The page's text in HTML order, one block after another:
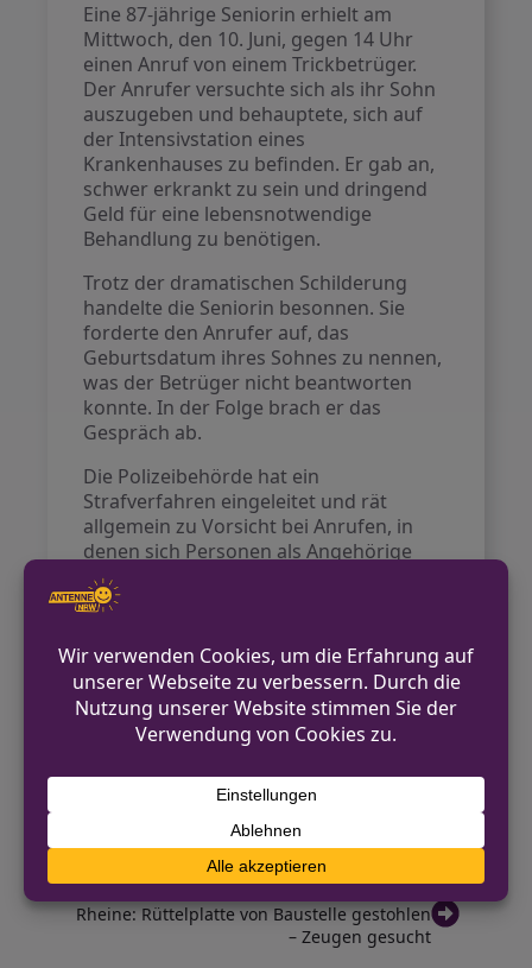
Eine 87-jährige Seniorin erhielt am
Mittwoch, den 10. Juni, gegen 14 Uhr
einen Anruf von einem Trickbetrüger.
Der Anrufer versuchte sich als ihr Sohn
auszugeben und behauptete, sich auf
der Intensivstation eines
Krankenhauses zu befinden. Er gab an,
schwer erkrankt zu sein und dringend
Geld für eine lebensnotwendige
Behandlung zu benötigen.
Trotz der dramatischen Schilderung
handelte die Seniorin besonnen. Sie
forderte den Anrufer auf, das
Geburtsdatum ihres Sohnes zu nennen,
was der Betrüger nicht beantworten
konnte. In der Folge brach er das
Gespräch ab.
Die Polizeibehörde hat ein
Strafverfahren eingeleitet und rät
allgemein zu Vorsicht bei Anrufen, in
denen sich Personen als Angehörige
ausgeben und Geld fordern. Es wird
empfohlen, immer persönliche
echte Angehörige wissen können, sowie
keine sensiblen Daten wie
Bankverbindungen am Telefon
weiterzugeben.
VORHERIGER BEITRAG
Nordwalde: Motorboot und Anhänger
NÄCHSTER BEITRAG
Rheine: Rüttelplatte von Baustelle gestohlen
– Zeugen gesucht